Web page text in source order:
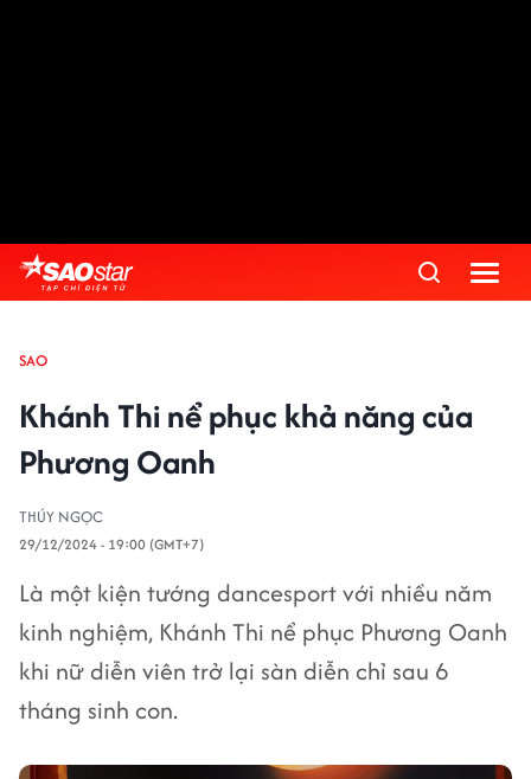
SAO
Khánh Thi nể phục khả năng của
Phương Oanh
THÚY NGỌC
29/12/2024 - 19:00 (GMT+7)
Là một kiện tướng dancesport với nhiều năm
kinh nghiệm, Khánh Thi nể phục Phương Oanh
khi nữ diễn viên trở lại sàn diễn chỉ sau 6
tháng sinh con.